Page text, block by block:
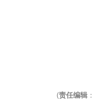
(责任编辑